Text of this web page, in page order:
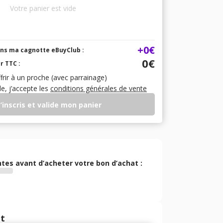
Votre panier est vide
ma cagnotte eBuyClub : +0€
TTC : 0€
à un proche (avec parrainage)
j’accepte les conditions générales de vente
et valide mon panier
avant d’acheter votre bon d’achat :